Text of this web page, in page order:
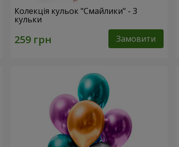
Колекція кульок "Смайлики" - 3
кульки
Замовити